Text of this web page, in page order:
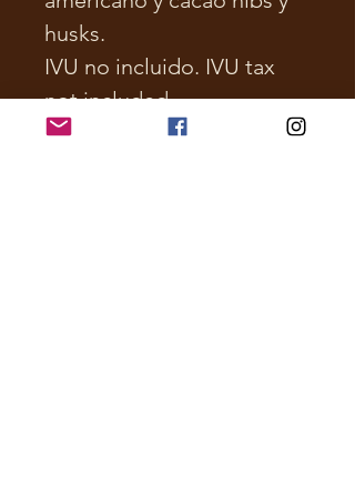
husks.
IVU no incluido. IVU tax
not included.